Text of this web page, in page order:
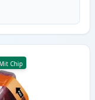
Mit Chip